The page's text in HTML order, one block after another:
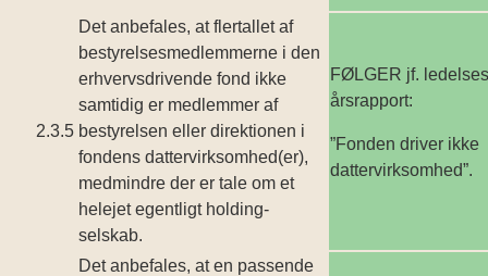
2.3.5
Det anbefales, at flertallet af
bestyrelses­medlemmerne i den
erhvervsdrivende fond ikke
samtidig er medlemmer af
bestyrelsen eller direktionen i
fondens dattervirksomhed(­er),
medmindre der er tale om et
helejet egentligt holding­
selskab.
FØLGER jf.
årsrapport:
”Fonden driver ikke
dattervirksomhed”.
Det anbefales, at en passende